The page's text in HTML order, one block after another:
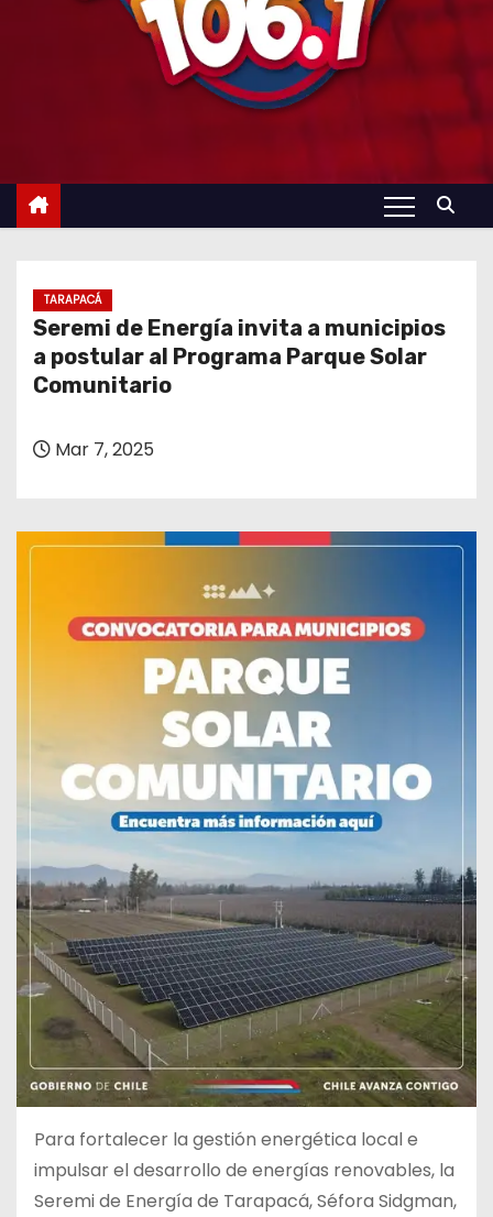
TARAPACÁ
Seremi de Energía invita a municipios
a postular al Programa Parque Solar
Comunitario
Mar 7, 2025
Para fortalecer la gestión energética local e
impulsar el desarrollo de energías renovables, la
Seremi de Energía de Tarapacá, Séfora Sidgman,